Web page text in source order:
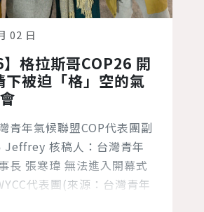
02 日
】格拉斯哥COP26 開
下被迫「格」空的氣
青年氣候聯盟COP代表團副
Jeffrey 核稿人：台灣青年
長 張寒瑋 無法進入開幕式
代表團(來源：台灣青年